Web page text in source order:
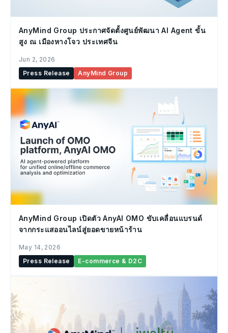
AnyMind Group ประกาศจัดตั้งศูนย์พัฒนา AI Agent ขั้น
สูง ณ เมืองหางโจว ประเทศจีน
Jun 2, 2026
Press Release
AnyMind Group
AnyMind Group เปิดตัว AnyAI OMO ขับเคลื่อนแบรนด์
จากกระแสออนไลน์สู่ยอดขายหน้าร้าน
May 14, 2026
Press Release
E-commerce & D2C